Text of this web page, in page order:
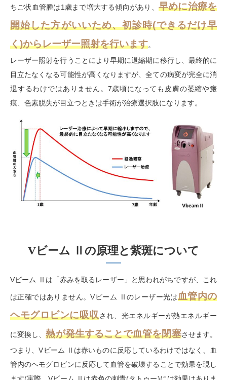
ちご状血管腫は1歳まで増大する傾向があり、 早めに治療を
開始した方がいいため、初診時(できるだけ早
く)からレーザー照射を行います。
レーザー照射を行うことにより早期に退縮期に移行し、最終的に
目立たなくなる可能性が高くなりますが、全ての病変が完全に消
退するわけではありません。7歳頃になっても皮膚の萎縮や瘢
痕、色素脱失が目立つときは手術が治療選択肢になります。
Vビーム Ⅱの原理と紫斑について
Vビーム Ⅱは「赤みを取るレーザー」と思われがちですが、これ
は正確ではありません。Vビーム Ⅱ のレーザー光は血管内の
ヘモグロビンに吸収され、光エネルギーが熱エネルギー
に変換し、熱が発生することで血管を閉塞させます。
つまり、Vビーム Ⅱ は赤いものに反応しているわけではなく、血
管内のヘモグロビンに反応して血管を破壊することで効果を現し
ます(実際、Vビーム Ⅱ は赤色の刺青(タトゥー)には効果はありま